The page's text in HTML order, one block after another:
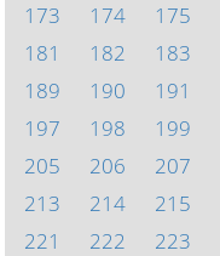
173
174 175
181
182 183
189
190 191
197
198 199
205
206 207
213
214 215
221
222 223